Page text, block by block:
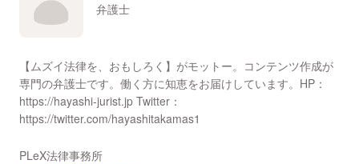
弁護士
【ムズイ法律を、おもしろく】がモットー。コンテンツ作成が
専門の弁護士です。働く方に知恵をお届けしています。HP：
https://hayashi-jurist.jp Twitter：
https://twitter.com/hayashitakamas1
PLeX法律事務所